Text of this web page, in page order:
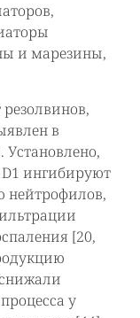
и марезины,
в
D1 ингибируют
нейтрофилов,
[20,
у